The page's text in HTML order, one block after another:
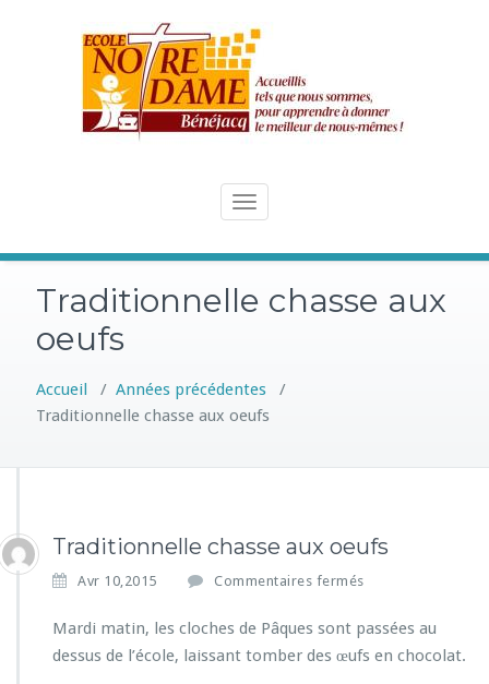
Toggle
Traditionnelle chasse aux
oeufs
Accueil / Années précédentes /
Traditionnelle chasse aux oeufs
Traditionnelle chasse aux oeufs
Avr 10,2015 Commentaires fermés
r
r
Mardi matin, les cloches de Pâques sont passées au
dessus de l’école, laissant tomber des œufs en chocolat.